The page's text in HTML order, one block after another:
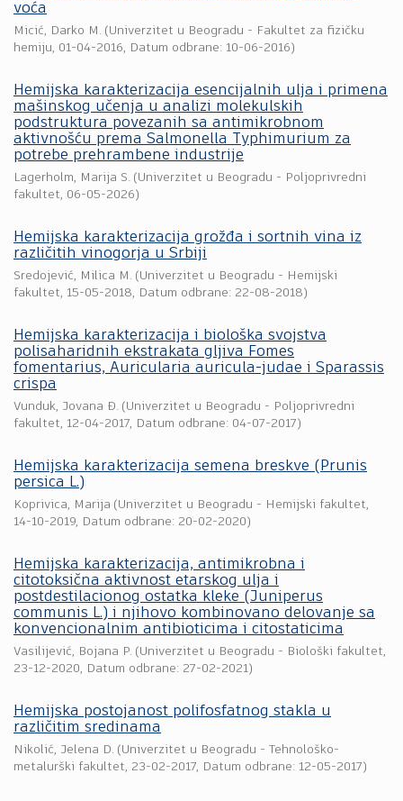
voća
Micić, Darko M. (Univerzitet u Beogradu - Fakultet za fizičku
hemiju, 01-04-2016, Datum odbrane: 10-06-2016)
Hemijska karakterizacija esencijalnih ulja i primena
mašinskog učenja u analizi molekulskih
podstruktura povezanih sa antimikrobnom
aktivnošću prema Salmonella Typhimurium za
potrebe prehrambene industrije
Lagerholm, Marija S. (Univerzitet u Beogradu - Poljoprivredni
fakultet, 06-05-2026)
Hemijska karakterizacija grožđa i sortnih vina iz
različitih vinogorja u Srbiji
Sredojević, Milica M. (Univerzitet u Beogradu - Hemijski
fakultet, 15-05-2018, Datum odbrane: 22-08-2018)
Hemijska karakterizacija i biološka svojstva
polisaharidnih ekstrakata gljiva Fomes
fomentarius, Auricularia auricula-judae i Sparassis
crispa
Vunduk, Jovana Đ. (Univerzitet u Beogradu - Poljoprivredni
fakultet, 12-04-2017, Datum odbrane: 04-07-2017)
Hemijska karakterizacija semena breskve (Prunis
persica L.)
Koprivica, Marija (Univerzitet u Beogradu - Hemijski fakultet,
14-10-2019, Datum odbrane: 20-02-2020)
Hemijska karakterizacija, antimikrobna i
citotoksična aktivnost etarskog ulja i
postdestilacionog ostatka kleke (Juniperus
communis L.) i njihovo kombinovano delovanje sa
konvencionalnim antibioticima i citostaticima
Vasilijević, Bojana P. (Univerzitet u Beogradu - Biološki fakultet,
23-12-2020, Datum odbrane: 27-02-2021)
Hemijska postojanost polifosfatnog stakla u
različitim sredinama
Nikolić, Jelena D. (Univerzitet u Beogradu - Tehnološko-
metalurški fakultet, 23-02-2017, Datum odbrane: 12-05-2017)